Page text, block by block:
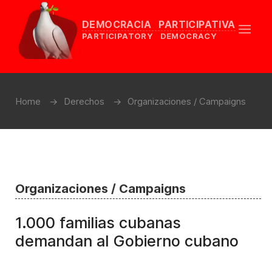
DEMOCRACIA PARTICIPATIVA
PARTICIPATORY DEMOCRACY
Home Derechos Organizaciones / Campaigns
Organizaciones / Campaigns
1.000 familias cubanas
demandan al Gobierno cubano